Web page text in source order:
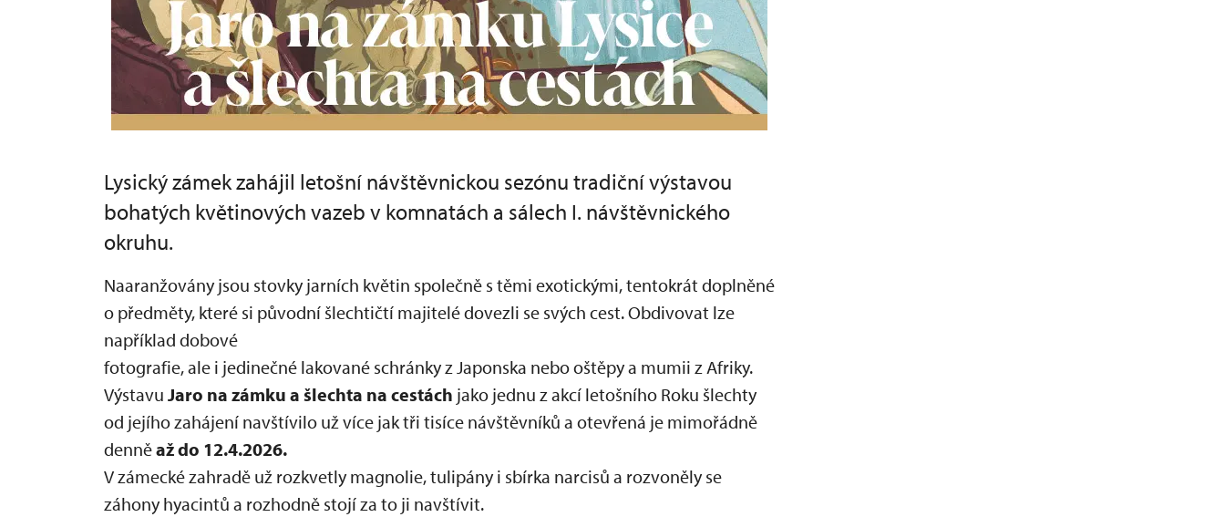
Lysický zámek zahájil letošní návštěvnickou sezónu tradiční výstavou
bohatých květinových vazeb v komnatách a sálech I. návštěvnického
okruhu.
Naaranžovány jsou stovky jarních květin společně s těmi exotickými, tentokrát doplněné
o předměty, které si původní šlechtičtí majitelé dovezli se svých cest. Obdivovat lze
například dobové
fotografie, ale i jedinečné lakované schránky z Japonska nebo oštěpy a mumii z Afriky.
Výstavu Jaro na zámku a šlechta na cestách jako jednu z akcí letošního Roku šlechty
od jejího zahájení navštívilo už více jak tři tisíce návštěvníků a otevřená je mimořádně
denněaž do 12.4.2026.
V zámecké zahradě už rozkvetly magnolie, tulipány i sbírka narcisů a rozvoněly se
záhony hyacintů a rozhodně stojí za to ji navštívit.